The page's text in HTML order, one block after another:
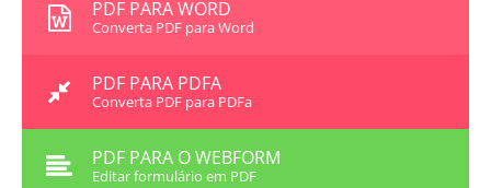
PDF PARA WORD
Converta PDF para Word
PDF PARA PDFA
Converta PDF para PDFa
PDF PARA O WEBFORM
Editar formulário em PDF